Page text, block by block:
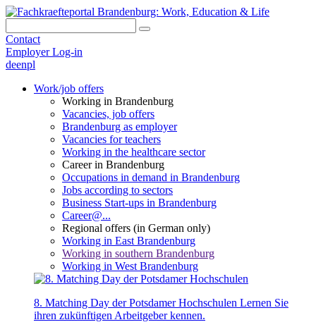
Contact
Employer Log-in
deenpl
Work/job offers
Working in Brandenburg
Vacancies, job offers
Brandenburg as employer
Vacancies for teachers
Working in the healthcare sector
Career in Brandenburg
Occupations in demand in Brandenburg
Jobs according to sectors
Business Start-ups in Brandenburg
Career@...
Regional offers (in German only)
Working in East Brandenburg
Working in southern Brandenburg
Working in West Brandenburg
8. Matching Day der Potsdamer Hochschulen Lernen Sie
ihren zukünftigen Arbeitgeber kennen.